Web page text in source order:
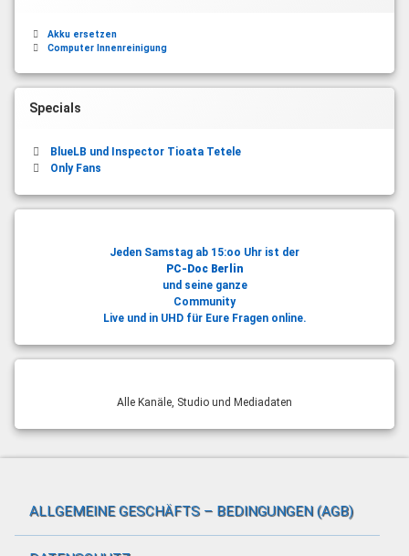
Akku ersetzen
Computer Innenreinigung
Specials
BlueLB und Inspector Tioata Tetele
Only Fans
Jeden Samstag ab 15:oo Uhr ist der
PC-Doc Berlin
und seine ganze
Community
Live und in UHD für Eure Fragen online.
Alle Kanäle, Studio und Mediadaten
ALLGEMEINE GESCHÄFTS – BEDINGUNGEN (AGB)